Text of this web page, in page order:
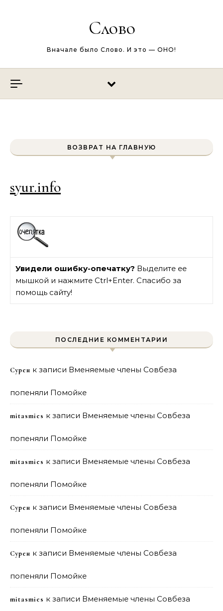
Слово
Вначале было Слово. И это — ОНО!
ВОЗВРАТ НА ГЛАВНУЮ
syur.info
Увидели ошибку-опечатку? Выделите ее
мышкой и нажмите Ctrl+Enter. Спасибо за
помощь сайту!
ПОСЛЕДНИЕ КОММЕНТАРИИ
Сурен к записи Вменяемые члены Совбеза
попеняли Помойке
mitasmies к записи Вменяемые члены Совбеза
попеняли Помойке
mitasmies к записи Вменяемые члены Совбеза
попеняли Помойке
Сурен к записи Вменяемые члены Совбеза
попеняли Помойке
Сурен к записи Вменяемые члены Совбеза
попеняли Помойке
mitasmies к записи Вменяемые члены Совбеза